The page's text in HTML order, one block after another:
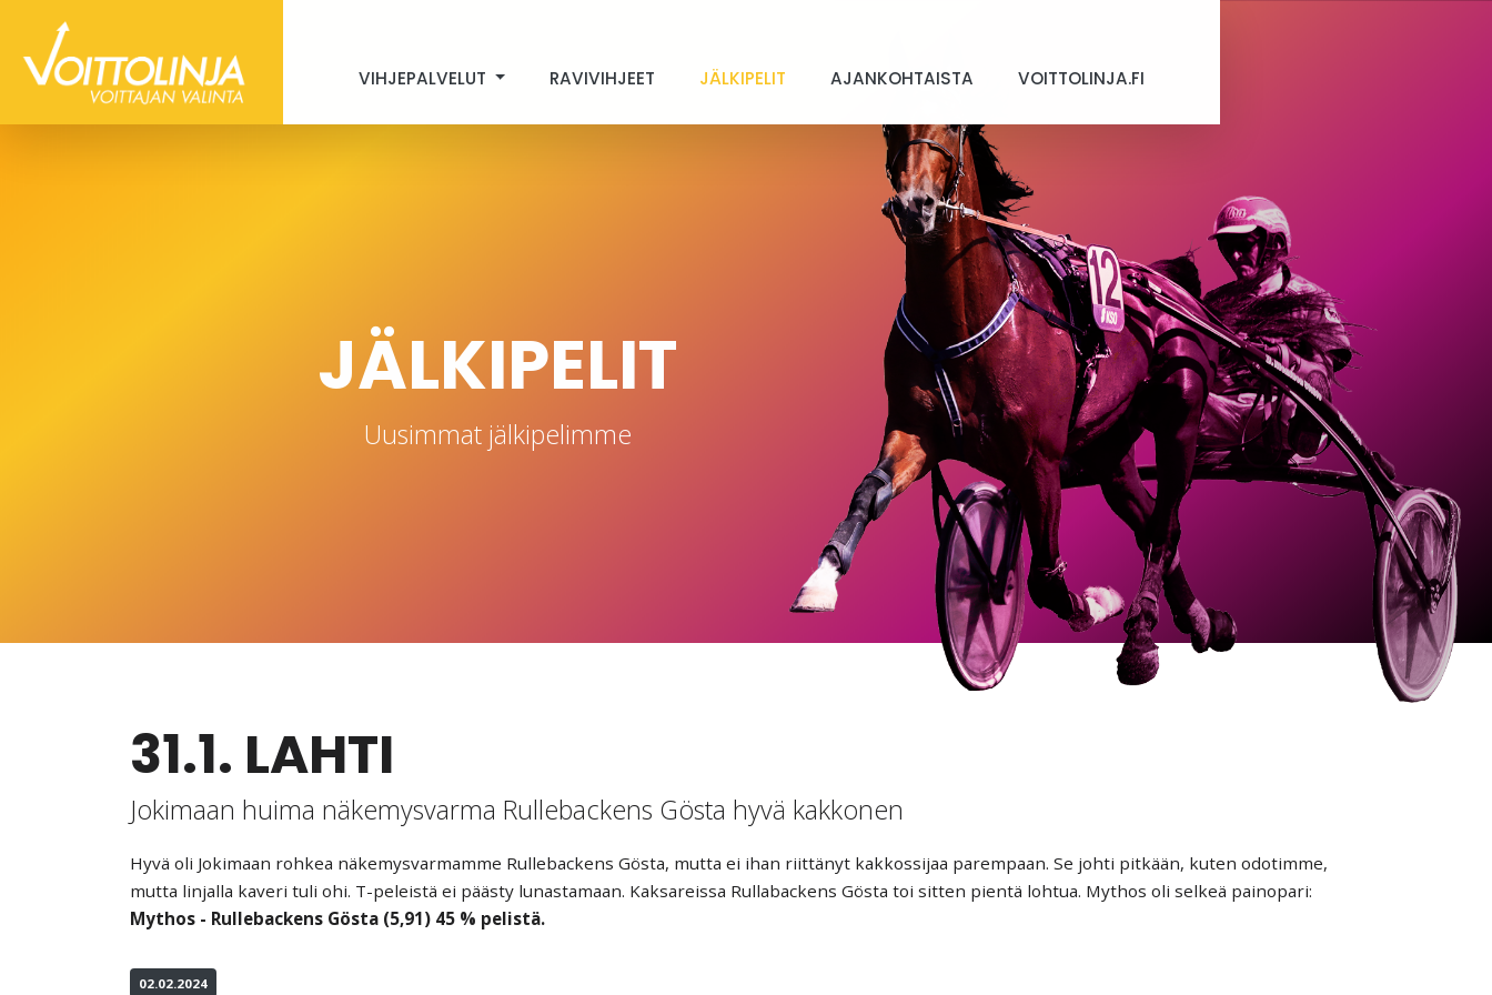
VIHJEPALVELUT RAVIVIHJEET JÄLKIPELIT AJANKOHTAISTA VOITTOLINJA.FI
JÄLKIPELIT
Uusimmat jälkipelimme
31.1. LAHTI
Jokimaan huima näkemysvarma Rullebackens Gösta hyvä kakkonen
Hyvä oli Jokimaan rohkea näkemysvarmamme Rullebackens Gösta, mutta ei ihan riittänyt kakkossijaa parempaan. Se johti pitkään, kuten odotimme,
mutta linjalla kaveri tuli ohi. T-peleistä ei päästy lunastamaan. Kaksareissa Rullabackens Gösta toi sitten pientä lohtua. Mythos oli selkeä painopari:
Mythos - Rullebackens Gösta (5,91) 45 % pelistä.
02.02.2024